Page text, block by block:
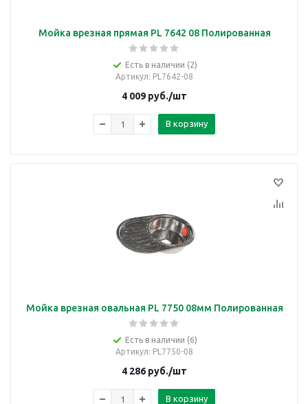
Мойка врезная прямая PL 7642 08 Полированная
Есть в наличии (2)
Артикул: PL7642-08
4 009 руб./шт
В корзину
Мойка врезная овальная PL 7750 08мм Полированная
Есть в наличии (6)
Артикул: PL7750-08
4 286 руб./шт
В корзину